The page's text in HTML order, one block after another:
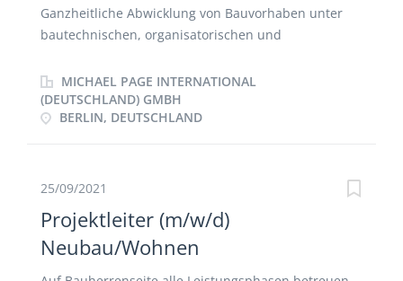
Ganzheitliche Abwicklung von Bauvorhaben unter
bautechnischen, organisatorischen und
Nachunternehmerleistungen auf der Baustelle
Kontrolle des Qualitäts-, Termin- und
Nachtragsmanagements inkl. Rechnungsprüfung
MICHAEL PAGE INTERNATIONAL
(DEUTSCHLAND) GMBH
BERLIN, DEUTSCHLAND
25/09/2021
Projektleiter (m/w/d)
Neubau/Wohnen